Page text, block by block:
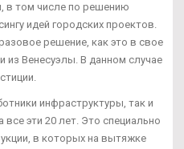
в том числе по решению
идей городских проектов.
решение, как это в свое
из Венесуэлы. В данном случае
инфраструктуры, так и
эти 20 лет. Это специально
в которых на вытяжке